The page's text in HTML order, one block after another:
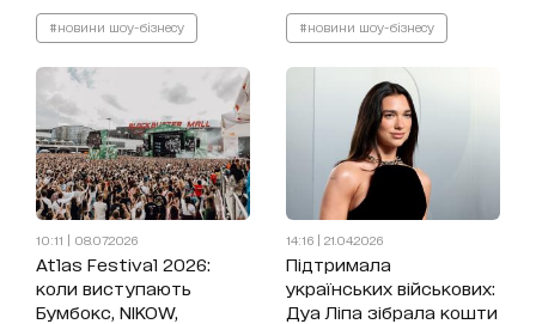
#новини шоу-бізнесу #новини шоу-бізнесу
10:11 | 08.07.2026
Atlas Festival 2026:
коли виступають
Бумбокс, NIKOW,
14:16 | 21.04.2026
Підтримала
українських військових:
Дуа Ліпа зібрала кошти